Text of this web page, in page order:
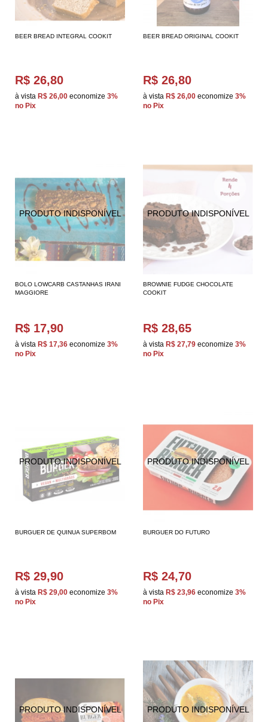
BEER BREAD INTEGRAL COOKIT
R$ 26,80
à vista R$ 26,00 economize 3%
no Pix
BEER BREAD ORIGINAL COOKIT
R$ 26,80
à vista R$ 26,00 economize 3%
no Pix
BOLO LOWCARB CASTANHAS IRANI
MAGGIORE
R$ 17,90
à vista R$ 17,36 economize 3%
no Pix
BROWNIE FUDGE CHOCOLATE
COOKIT
R$ 28,65
à vista R$ 27,79 economize 3%
no Pix
BURGUER DE QUINUA SUPERBOM
R$ 29,90
à vista R$ 29,00 economize 3%
no Pix
BURGUER DO FUTURO
R$ 24,70
à vista R$ 23,96 economize 3%
no Pix